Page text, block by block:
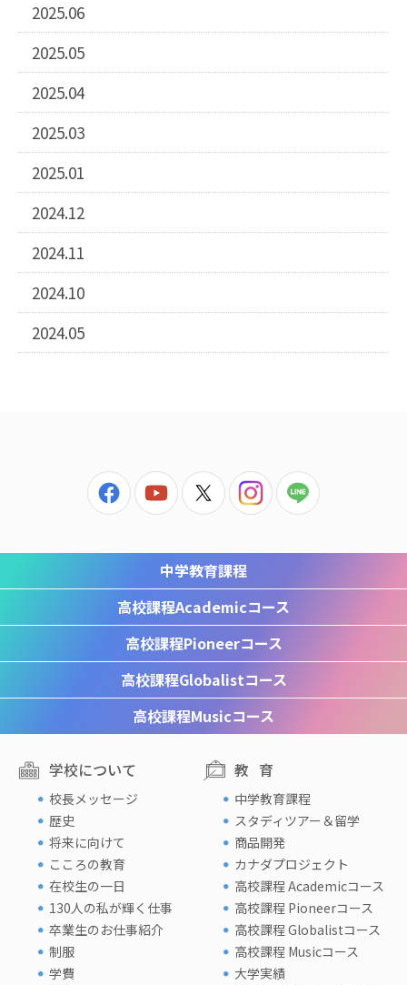
2025.06
2025.05
2025.04
2025.03
2025.01
2024.12
2024.11
2024.10
2024.05
中学教育課程
高校課程Academicコース
高校課程Pioneerコース
高校課程Globalistコース
高校課程Musicコース
学校について
校長メッセージ
歴史
将来に向けて
こころの教育
在校生の一日
130人の私が輝く仕事
卒業生のお仕事紹介
制服
学費
教育
中学教育課程
スタディツアー＆留学
商品開発
カナダプロジェクト
高校課程 Academicコース
高校課程 Pioneerコース
高校課程 Globalistコース
高校課程 Musicコース
大学実績